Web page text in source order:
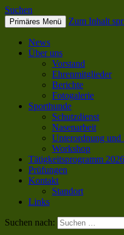
SC OG Biel-
Suchen
Primäres Menü Zum Inhalt
News
Über uns
Vorstand
Ehrenmitglieder
Berichte
Fotogalerie
Sporthunde
Schutzdienst
Nasenarbeit
Unterordnung und
Workshop
Tätigkeitsprogramm 2026
Prüfungen
Kontakt
Standort
Links
Suchen nach: